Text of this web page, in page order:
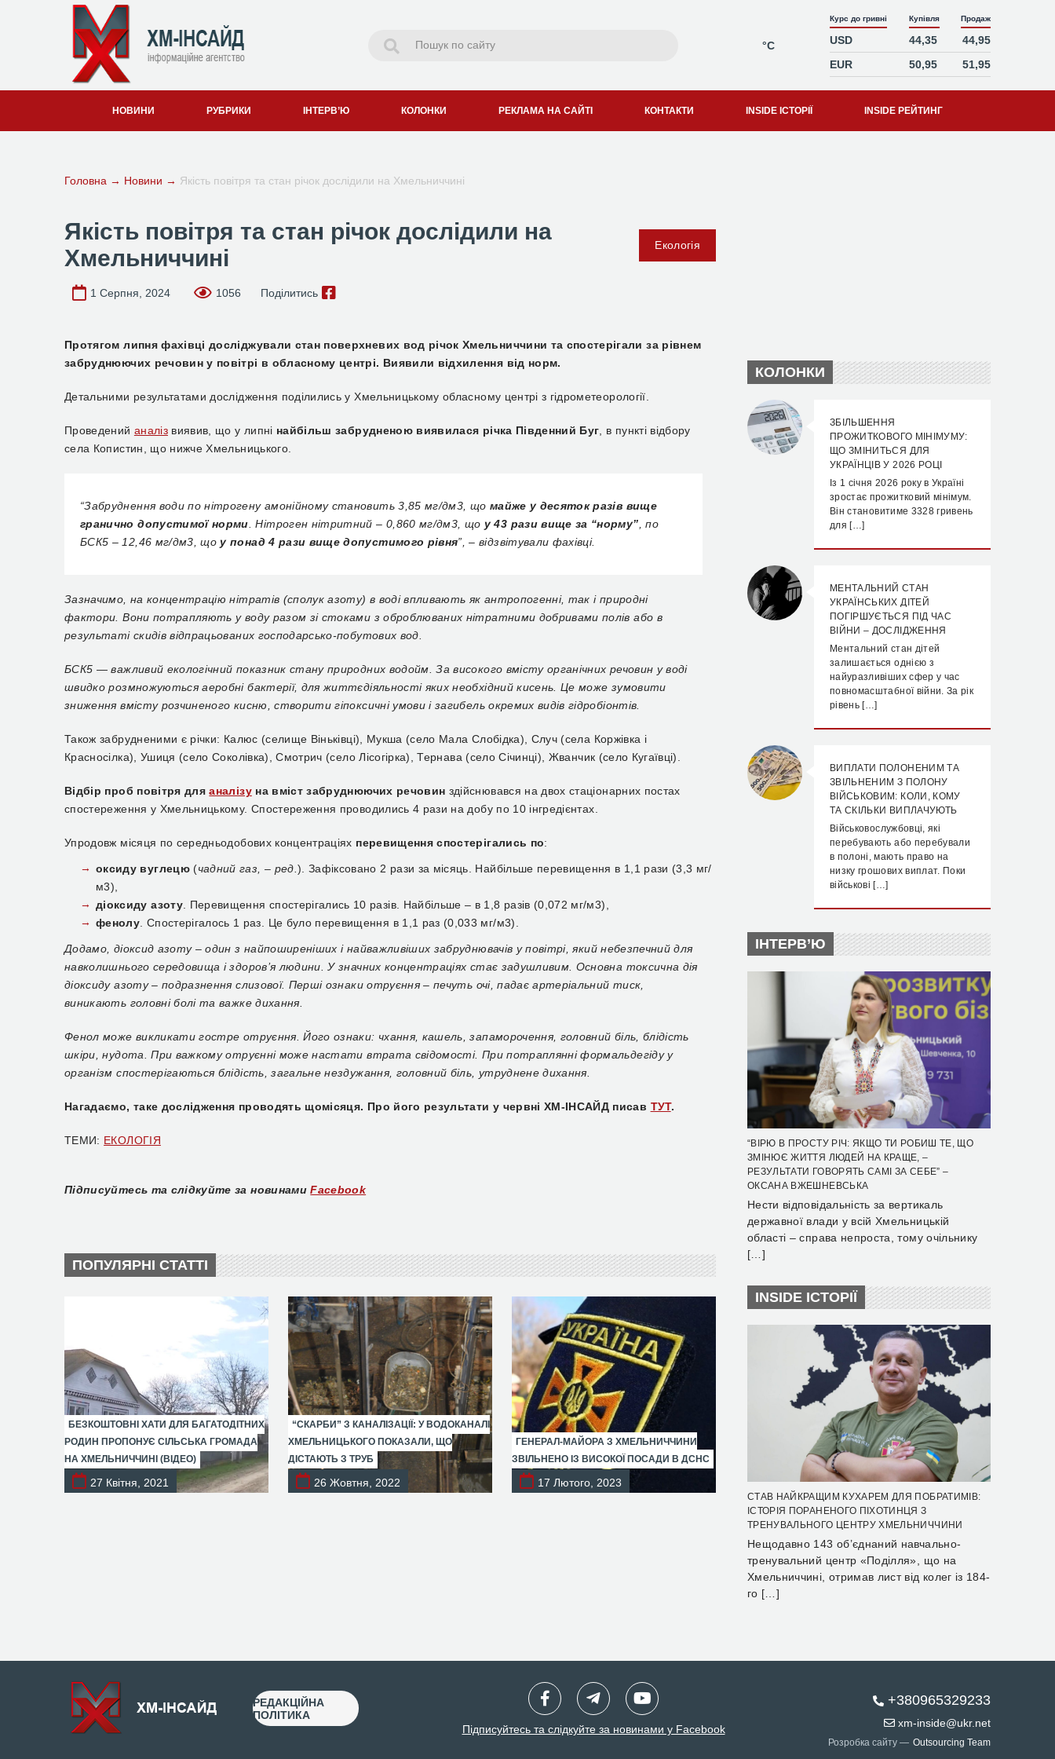
°C
Курс до гривні Купівля Продаж
USD 44,35
44,95
EUR
50,95 51,95
НОВИНИ РУБРИКИ ІНТЕРВ’Ю КОЛОНКИ РЕКЛАМА НА САЙТІ КОНТАКТИ INSIDE ІСТОРІЇ INSIDE РЕЙТИНГ
Головна → Новини → Якість повітря та стан річок дослідили на Хмельниччині
Якість повітря та стан річок дослідили на
Хмельниччині
Екологія
1 Серпня, 2024 1056 Поділитись
Протягом липня фахівці досліджували стан поверхневих вод річок Хмельниччини та спостерігали за рівнем
забруднюючих речовин у повітрі в обласному центрі. Виявили відхилення від норм.
Детальними результатами дослідження поділились у Хмельницькому обласному центрі з гідрометеорології.
Проведений аналізвиявив, що у липні найбільш забрудненою виявилася річка Південний Буг , в пункті відбору
села Копистин, що нижче Хмельницького.
“Забруднення води по нітрогену амонійному становить 3,85 мг/дм3, що майже у десяток разів вище
гранично допустимої норми . Нітроген нітритний – 0,860 мг/дм3, що у 43 рази вище за “норму” , по
БСК5 – 12,46 мг/дм3, що у понад 4 рази вище допустимого рівня”, – відзвітували фахівці.
Зазначимо, на концентрацію нітратів (сполук азоту) в воді впливають як антропогенні, так і природні
фактори. Вони потрапляють у воду разом зі стоками з оброблюваних нітратними добривами полів або в
результаті скидів відпрацьованих господарсько-побутових вод.
БСК5 — важливий екологічний показник стану природних водойм. За високого вмісту органічних речовин у воді
швидко розмножуються аеробні бактерії, для життєдіяльності яких необхідний кисень. Це може зумовити
зниження вмісту розчиненого кисню, створити гіпоксичні умови і загибель окремих видів гідробіонтів.
Також забрудненими є річки: Калюс (селище Віньківці), Мукша (село Мала Слобідка), Случ (села Коржівка і
Красносілка), Ушиця (село Соколівка), Смотрич (село Лісогірка), Тернава (село Січинці), Жванчик (село Кугаївці).
Відбір проб повітря дляаналізуна вміст забруднюючих речовин здійснювався на двох стаціонарних постах
спостереження у Хмельницькому. Спостереження проводились 4 рази на добу по 10 інгредієнтах.
Упродовж місяця по середньодобових концентраціях перевищення спостерігались по:
оксиду вуглецю(чадний газ, – ред. ). Зафіксовано 2 рази за місяць. Найбільше перевищення в 1,1 рази (3,3 мг/
м3),
діоксиду азоту. Перевищення спостерігались 10 разів. Найбільше – в 1,8 разів (0,072 мг/м3),
фенолу . Спостерігалось 1 раз. Це було перевищення в 1,1 раз (0,033 мг/м3).
Додамо, діоксид азоту – один з найпоширеніших і найважливіших забруднювачів у повітрі, який небезпечний для
навколишнього середовища і здоров’я людини. У значних концентраціях стає задушливим. Основна токсична дія
діоксиду азоту – подразнення слизової. Перші ознаки отруєння – печуть очі, падає артеріальний тиск,
виникають головні болі та важке дихання.
Фенол може викликати гостре отруєння. Його ознаки: чхання, кашель, запаморочення, головний біль, блідість
шкіри, нудота. При важкому отруєнні може настати втрата свідомості. При потраплянні формальдегіду у
організм спостерігаються блідість, загальне нездужання, головний біль, утруднене дихання.
Нагадаємо, таке дослідження проводять щомісяця. Про його результати у червні ХМ-ІНСАЙД писав ТУТ.
ТЕМИ: ЕКОЛОГІЯ
Підписуйтесь та слідкуйте за новинами Facebook
ПОПУЛЯРНІ СТАТТІ
БЕЗКОШТОВНІ ХАТИ ДЛЯ БАГАТОДІТНИХ
РОДИН ПРОПОНУЄ СІЛЬСЬКА ГРОМАДА
НА ХМЕЛЬНИЧЧИНІ (ВІДЕО)
27 Квітня, 2021
“СКАРБИ” З КАНАЛІЗАЦІЇ: У ВОДОКАНАЛІ
ХМЕЛЬНИЦЬКОГО ПОКАЗАЛИ, ЩО
ДІСТАЮТЬ З ТРУБ
26 Жовтня, 2022
ГЕНЕРАЛ-МАЙОРА З ХМЕЛЬНИЧЧИНИ
ЗВІЛЬНЕНО ІЗ ВИСОКОЇ ПОСАДИ В ДСНС
17 Лютого, 2023
КОЛОНКИ
ЗБІЛЬШЕННЯ
ПРОЖИТКОВОГО МІНІМУМУ:
ЩО ЗМІНИТЬСЯ ДЛЯ
УКРАЇНЦІВ У 2026 РОЦІ
Із 1 січня 2026 року в Україні
зростає прожитковий мінімум.
Він становитиме 3328 гривень
для […]
МЕНТАЛЬНИЙ СТАН
УКРАЇНСЬКИХ ДІТЕЙ
ПОГІРШУЄТЬСЯ ПІД ЧАС
ВІЙНИ – ДОСЛІДЖЕННЯ
Ментальний стан дітей
залишається однією з
найуразливіших сфер у час
повномасштабної війни. За рік
рівень […]
ВИПЛАТИ ПОЛОНЕНИМ ТА
ЗВІЛЬНЕНИМ З ПОЛОНУ
ВІЙСЬКОВИМ: КОЛИ, КОМУ
ТА СКІЛЬКИ ВИПЛАЧУЮТЬ
Військовослужбовці, які
перебувають або перебували
в полоні, мають право на
низку грошових виплат. Поки
військові […]
ІНТЕРВ’Ю
“ВІРЮ В ПРОСТУ РІЧ: ЯКЩО ТИ РОБИШ ТЕ, ЩО
ЗМІНЮЄ ЖИТТЯ ЛЮДЕЙ НА КРАЩЕ, –
РЕЗУЛЬТАТИ ГОВОРЯТЬ САМІ ЗА СЕБЕ” –
ОКСАНА ВЖЕШНЕВСЬКА
Нести відповідальність за вертикаль
державної влади у всій Хмельницькій
області – справа непроста, тому очільнику
[…]
INSIDE ІСТОРІЇ
СТАВ НАЙКРАЩИМ КУХАРЕМ ДЛЯ ПОБРАТИМІВ:
ІСТОРІЯ ПОРАНЕНОГО ПІХОТИНЦЯ З
ТРЕНУВАЛЬНОГО ЦЕНТРУ ХМЕЛЬНИЧЧИНИ
Нещодавно 143 об’єднаний навчально-
тренувальний центр «Поділля», що на
Хмельниччині, отримав лист від колег із 184-
го […]
РЕДАКЦІЙНА
ПОЛІТИКА
Підписуйтесь та слідкуйте за новинами у Facebook
+380965329233
xm-inside@ukr.net
Розробка сайту — Outsourcing Team